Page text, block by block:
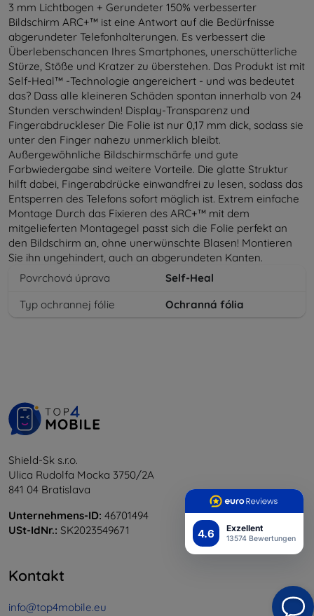
4.6 Exzellent
13574 Bewertungen
3 mm Lichtbogen + Gerundeter 150% verbesserter
Bildschirm ARC+™ ist eine Antwort auf die Bedürfnisse
abgerundeter Telefonhalterungen. Es verbessert die
Überlebenschancen Ihres Smartphones, unerschütterliche
Stürze, Stöße und Kratzer zu überstehen. Das Produkt ist mit
Self-Heal™ -Technologie angereichert - und was bedeutet
das? Dass alle kleineren Schäden spontan innerhalb von 24
Stunden verschwinden! Display-Transparenz und
Fingerabdruckleser Die Folie ist nur 0,17 mm dick, sodass sie
unter den Finger nahezu unmerklich bleibt.
Außergewöhnliche Bildschirmschärfe und gute
Farbwiedergabe sind weitere Vorteile. Die glatte Struktur
hilft dabei, Fingerabdrücke einwandfrei zu lesen, sodass das
Entsperren des Telefons sofort möglich ist. Extrem einfache
Montage Durch das Fixieren des ARC+™ mit dem
mitgelieferten Montagegel passt sich die Folie perfekt an
den Bildschirm an, ohne unerwünschte Blasen! Montieren
Sie ihn ungehindert, auch an abgerundeten Kanten.
Povrchová úprava
Self-Heal
Typ ochrannej fólie
Ochranná fólia
Shield-Sk s.r.o.
Ulica Rudolfa Mocka 3750/2A
841 04 Bratislava
Unternehmens-ID: 46701494
USt-IdNr.: SK2023549671
Kontakt
info@top4mobile.eu